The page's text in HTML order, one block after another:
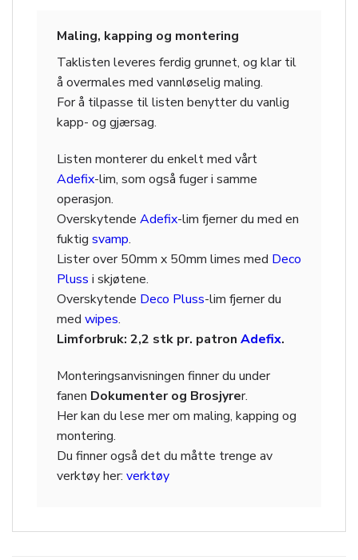
Maling, kapping og montering
Taklisten leveres ferdig grunnet, og klar til
å overmales med vannløselig maling.
For å tilpasse til listen benytter du vanlig
kapp- og gjærsag.
Listen monterer du enkelt med vårt
Adefix-lim, som også fuger i samme
operasjon.
Overskytende Adefix-lim fjerner du med en
fuktig svamp.
Lister over 50mm x 50mm limes med Deco
Pluss i skjøtene.
Overskytende Deco Pluss-lim fjerner du
med wipes.
Limforbruk: 2,2 stk pr. patron Adefix.
Monteringsanvisningen finner du under
fanen Dokumenter og Brosjyrer.
Her kan du lese mer om maling, kapping og
montering.
Du finner også det du måtte trenge av
verktøy her: verktøy